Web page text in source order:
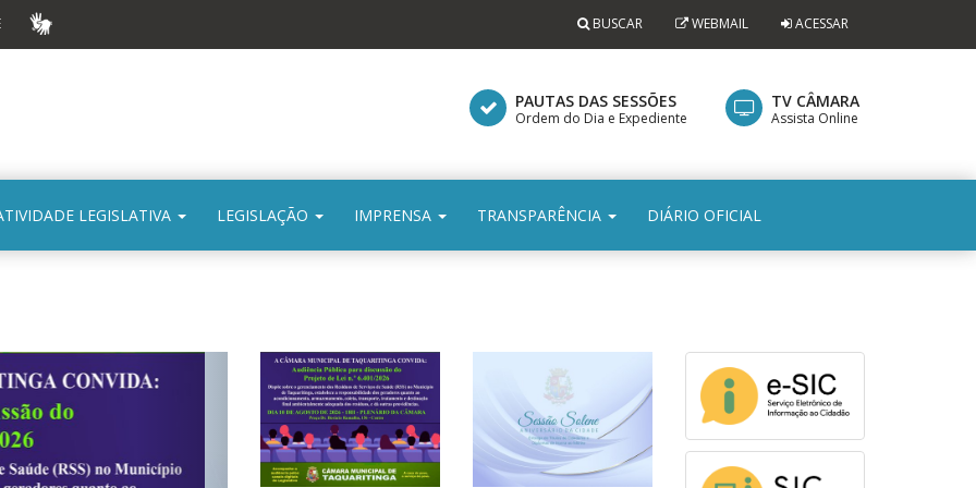
VLIBRAS ACESSAR
WEBMAIL
BUSCAR
PAUTAS DAS SESSÕES
Ordem do Dia e Expediente
TV CÂMARA
Assista Online
LEGISLATIVA LEGISLAÇÃO IMPRENSA TRANSPARÊNCIA DIÁRIO OFICIAL